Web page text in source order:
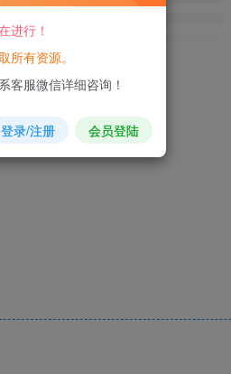
进行！
所有资源。
客服微信详细咨询！
登录/注册 会员登陆